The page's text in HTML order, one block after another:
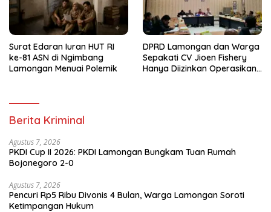
Surat Edaran Iuran HUT RI
ke-81 ASN di Ngimbang
Lamongan Menuai Polemik
DPRD Lamongan dan Warga
Sepakati CV Jioen Fishery
Hanya Diizinkan Operasikan
Berita Kriminal
Agustus 7, 2026
PKDI Cup II 2026: PKDI Lamongan Bungkam Tuan Rumah
Bojonegoro 2-0
Agustus 7, 2026
Pencuri Rp5 Ribu Divonis 4 Bulan, Warga Lamongan Soroti
Ketimpangan Hukum